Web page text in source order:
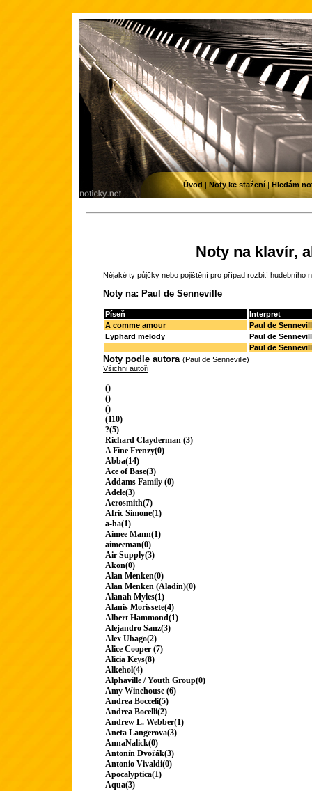
Noty na klavír,
Nějaké ty půjčky nebo pojištění pro případ rozbití hudebního
Noty na: Paul de Senneville
Píseň
Interpret
A comme amour
Paul de
Lyphard melody
Paul de
Paul de
Noty podle autora (Paul de Senneville)
Všichni autoři
()
()
()
(110)
?(5)
Richard Clayderman (3)
A Fine Frenzy(0)
Abba(14)
Ace of Base(3)
Addams Family (0)
Adele(3)
Aerosmith(7)
Afric Simone(1)
a-ha(1)
Aimee Mann(1)
aimeeman(0)
Air Supply(3)
Akon(0)
Alan Menken(0)
Alan Menken (Aladin)(0)
Alanah Myles(1)
Alanis Morissete(4)
Albert Hammond(1)
Alejandro Sanz(3)
Alex Ubago(2)
Alice Cooper (7)
Alicia Keys(8)
Alkehol(4)
Alphaville / Youth Group(0)
Amy Winehouse (6)
Andrea Bocceli(5)
Andrea Bocelli(2)
Andrew L. Webber(1)
Aneta Langerova(3)
AnnaNalick(0)
Antonín Dvořák(3)
Antonio Vivaldi(0)
Apocalyptica(1)
Aqua(3)
Úvod | Noty ke stažení| Hledám